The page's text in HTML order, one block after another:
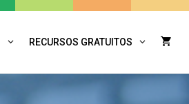
RECURSOS GRATUITOS